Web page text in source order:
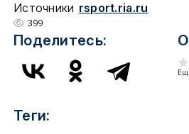
Источники rsport.ria.ru
399
Поделитесь:
Теги: